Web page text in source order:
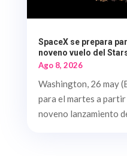
SpaceX se prepara
noveno vuelo del
Ago 8, 2026
Washington, 26 may
para el martes a
noveno lanzamiento